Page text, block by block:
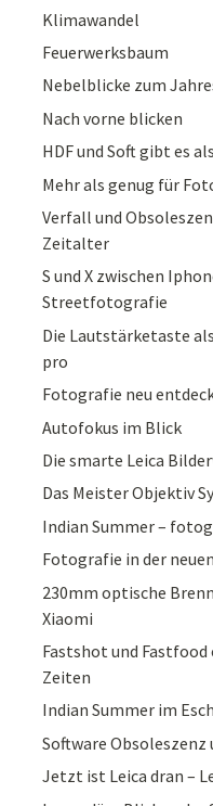
Klimawandel
Feuerwerksbaum
Nebelblicke zum
Nach vorne blicken
HDF und Soft gibt es
Mehr als genug für
Verfall und
Zeitalter
S und X zwischen
Streetfotografie
Die Lautstärketaste
pro
Fotografie neu
Autofokus im Blick
Die smarte Leica
Das Meister Objektiv
Indian Summer –
Fotografie in der
230mm optische
Xiaomi
Fastshot und
Zeiten
Indian Summer im
Software
Jetzt ist Leica dran –